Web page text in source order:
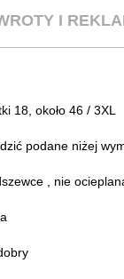
I
18, około 46 / 3XL
podane niżej
, nie